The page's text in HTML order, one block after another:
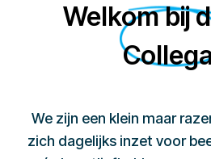
Welkom bij
We zijn een klein maar
zich dagelijks inzet voor